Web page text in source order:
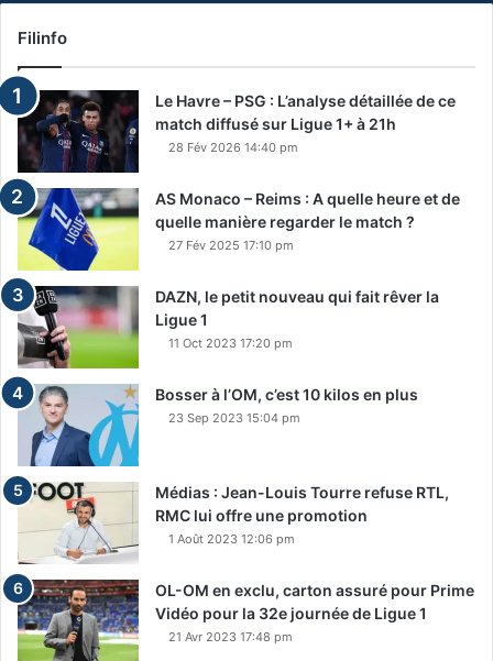
Filinfo
Le Havre – PSG : L’analyse détaillée de ce
match diffusé sur Ligue 1+ à 21h
28 Fév 2026 14:40 pm
AS Monaco – Reims : A quelle heure et de
quelle manière regarder le match ?
27 Fév 2025 17:10 pm
DAZN, le petit nouveau qui fait rêver la
Ligue 1
11 Oct 2023 17:20 pm
Bosser à l’OM, c’est 10 kilos en plus
23 Sep 2023 15:04 pm
Médias : Jean-Louis Tourre refuse RTL,
RMC lui offre une promotion
1 Août 2023 12:06 pm
OL-OM en exclu, carton assuré pour Prime
Vidéo pour la 32e journée de Ligue 1
21 Avr 2023 17:48 pm